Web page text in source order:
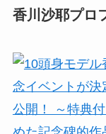
香川沙耶プロ